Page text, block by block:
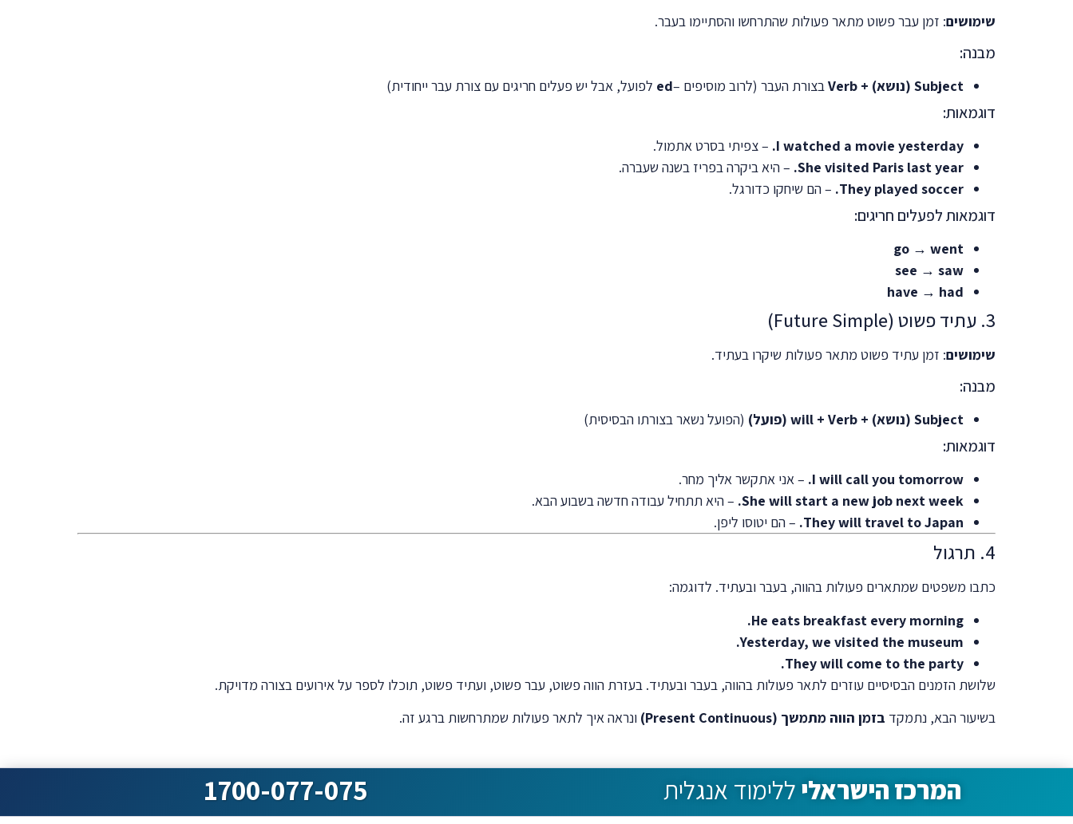
שימושים: זמן עבר פשוט מתאר פעולות שהתרחשו והסתיימו בעבר.
מבנה:
Subject (נושא) + Verb בצורת העבר (לרוב מוסיפים –ed לפועל, אבל יש פעלים חריגים עם צורת עבר ייחודית)
דוגמאות:
I watched a movie yesterday. – צפיתי בסרט אתמול.
She visited Paris last year. – היא ביקרה בפריז בשנה שעברה.
They played soccer. – הם שיחקו כדורגל.
דוגמאות לפעלים חריגים:
go → went
see → saw
have → had
3. עתיד פשוט (Future Simple)
שימושים: זמן עתיד פשוט מתאר פעולות שיקרו בעתיד.
מבנה:
Subject (נושא) + will + Verb (פועל) (הפועל נשאר בצורתו הבסיסית)
דוגמאות:
I will call you tomorrow. – אני אתקשר אליך מחר.
She will start a new job next week. – היא תתחיל עבודה חדשה בשבוע הבא.
They will travel to Japan. – הם יטוסו ליפן.
4. תרגול
כתבו משפטים שמתארים פעולות בהווה, בעבר ובעתיד. לדוגמה:
He eats breakfast every morning.
Yesterday, we visited the museum.
They will come to the party.
שלושת הזמנים הבסיסיים עוזרים לתאר פעולות בהווה, בעבר ובעתיד. בעזרת הווה פשוט, עבר פשוט, ועתיד פשוט, תוכלו לספר על אירועים בצורה מדויקת.
בשיעור הבא, נתמקד בזמן הווה מתמשך (Present Continuous) ונראה איך לתאר פעולות שמתרחשות ברגע זה.
המרכז הישראליללימוד אנגלית 1700-077-075